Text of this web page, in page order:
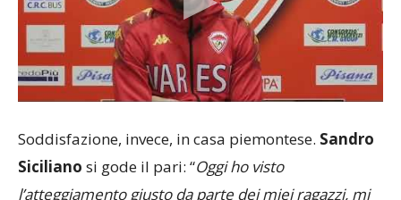
Soddisfazione, invece, in casa piemontese.Sandro
Sicilianosi gode il pari: “Oggi ho visto
l’atteggiamento giusto da parte dei miei ragazzi, mi
auguro che questo possa essere per noi un nuovo